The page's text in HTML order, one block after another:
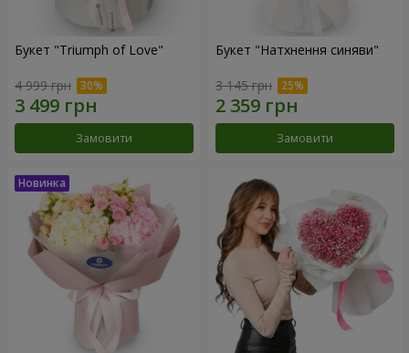
Букет "Triumph of Love"
4 999 грн
Замовити
Букет "Натхнення синяви"
3 145 грн
Замовити